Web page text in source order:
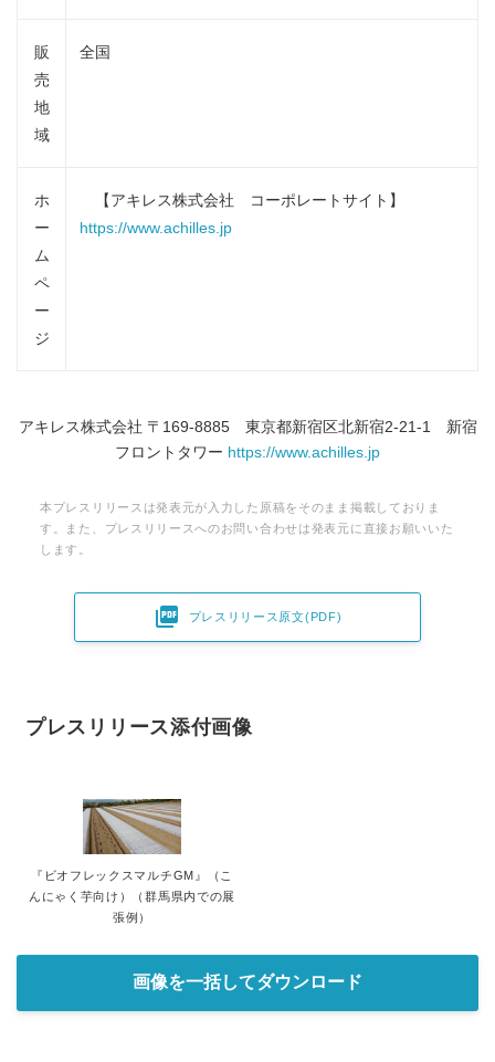
販
売
地
域
全国
ホ
ー
ム
ペ
ー
ジ
【アキレス株式会社 コーポレートサイト】
https://www.achilles.jp
アキレス株式会社 〒169‐8885 東京都新宿区北新宿2-21-1 新宿
フロントタワー https://www.achilles.jp
本プレスリリースは発表元が入力した原稿をそのまま掲載しておりま
す。また、プレスリリースへのお問い合わせは発表元に直接お願いいた
します。
 プレスリリース原文(PDF)
プレスリリース添付画像
『ビオフレックスマルチGM』（こ
んにゃく芋向け）（群馬県内での展
張例）
画像を一括してダウンロード